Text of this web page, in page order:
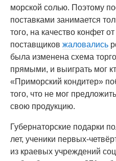
морской солью. Поэтому
поставками занимается
того, на качество конфет от
поставщиков жаловались
была изменена схема
прямыми, и выиграть мог
«Приморский кондитер»
того, что не мог
свою продукцию.
Губернаторские подарки
лет, ученики первых-
из краевых учреждений